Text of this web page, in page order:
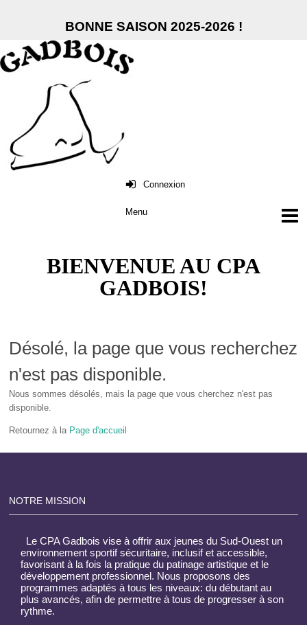
BONNE SAISON 2025-2026 !
Connexion
BIENVENUE AU CPA
GADBOIS!
Désolé, la page que vous recherchez
n'est pas disponible.
Nous sommes désolés, mais la page que vous cherchez n'est pas
disponible.
Retournez à la Page d'accueil
NOTRE MISSION
Le CPA Gadbois vise à offrir aux jeunes du Sud-Ouest un
environnement sportif sécuritaire, inclusif et accessible,
favorisant à la fois la pratique du patinage artistique et le
développement professionnel. Nous proposons des
programmes adaptés à tous les niveaux: du débutant au
plus avancés, afin de permettre à tous de progresser à son
rythme.